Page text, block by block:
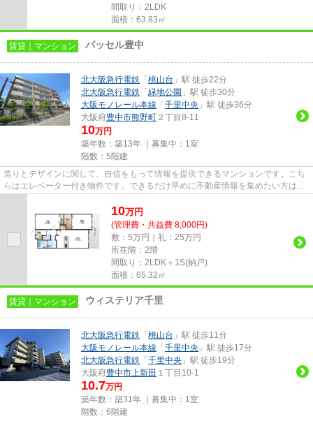
間取り：2LDK
面積：63.83㎡
賃貸｜マンション パッセル豊中
北大阪急行電鉄 「 桃山台 」駅 徒歩22分
北大阪急行電鉄 「 緑地公園 」駅 徒歩30分
大阪モノレール本線 「 千里中央 」駅 徒歩36分
大阪府豊中市熊野町 ２丁目8-11
10万円
築年数：築13年 ｜募集中： 1室
階数：5階建
造りとデザインに関して、自信をもって情報を提供できるマンションです。こち
らはエレベーター付き物件です。できるだけ早めに不動産情報を集めたい方は当
10万円
(管理費・共益費 8,000円)
敷：5万円｜礼：25万円
所在階：2階
間取り：2LDK＋1S(納戸)
面積：65.32㎡
賃貸｜マンション ウィステリア千里
北大阪急行電鉄 「 桃山台 」駅 徒歩11分
大阪モノレール本線 「 千里中央 」駅 徒歩17分
北大阪急行電鉄 「 千里中央 」駅 徒歩19分
大阪府豊中市上新田 １丁目10-1
10.7万円
築年数：築31年 ｜募集中： 1室
階数：6階建